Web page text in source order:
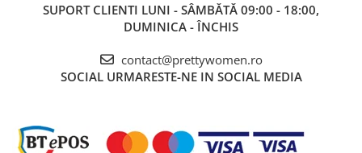
SUPORT CLIENTI LUNI - SÂMBĂTĂ 09:00 - 18:00,
DUMINICA - ÎNCHIS
contact@prettywomen.ro
SOCIAL URMARESTE-NE IN SOCIAL MEDIA